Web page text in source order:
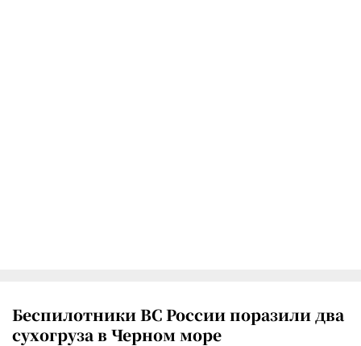
Беспилотники ВС России поразили два
сухогруза в Черном море